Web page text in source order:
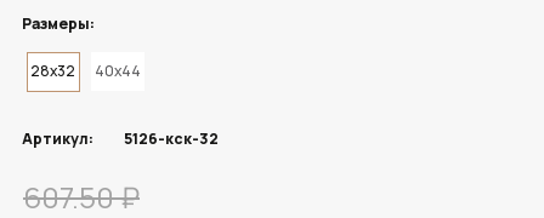
Размеры:
28x32 40x44
Артикул: 5126-кск-32
607.50 ₽